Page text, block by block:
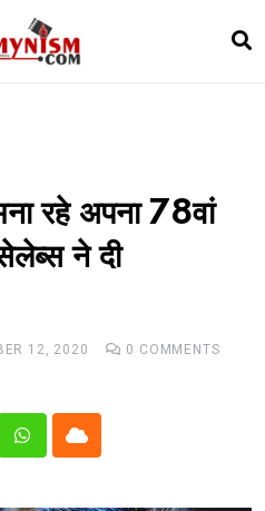
रहे अपना 78वां
ने दी
12, 2020 0 COMMENTS
WhatsappCloud